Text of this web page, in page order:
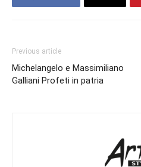
Previous article
Michelangelo e Massimiliano
Galliani Profeti in patria